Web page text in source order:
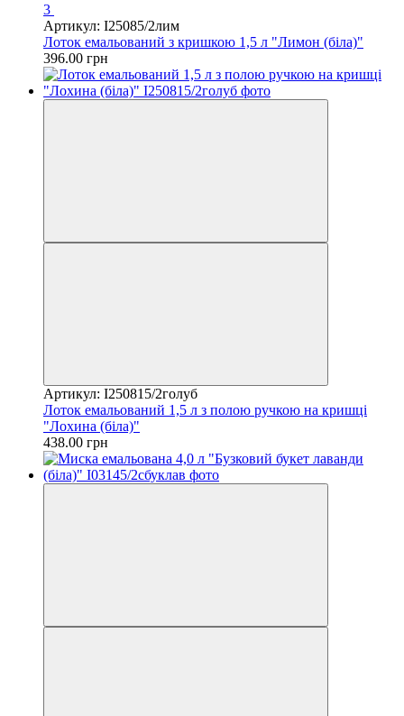
3
Артикул: I25085/2лим
Лоток емальований з кришкою 1,5 л "Лимон (біла)"
396.00 грн
Артикул: I250815/2голуб
Лоток емальований 1,5 л з полою ручкою на кришці
"Лохина (біла)"
438.00 грн